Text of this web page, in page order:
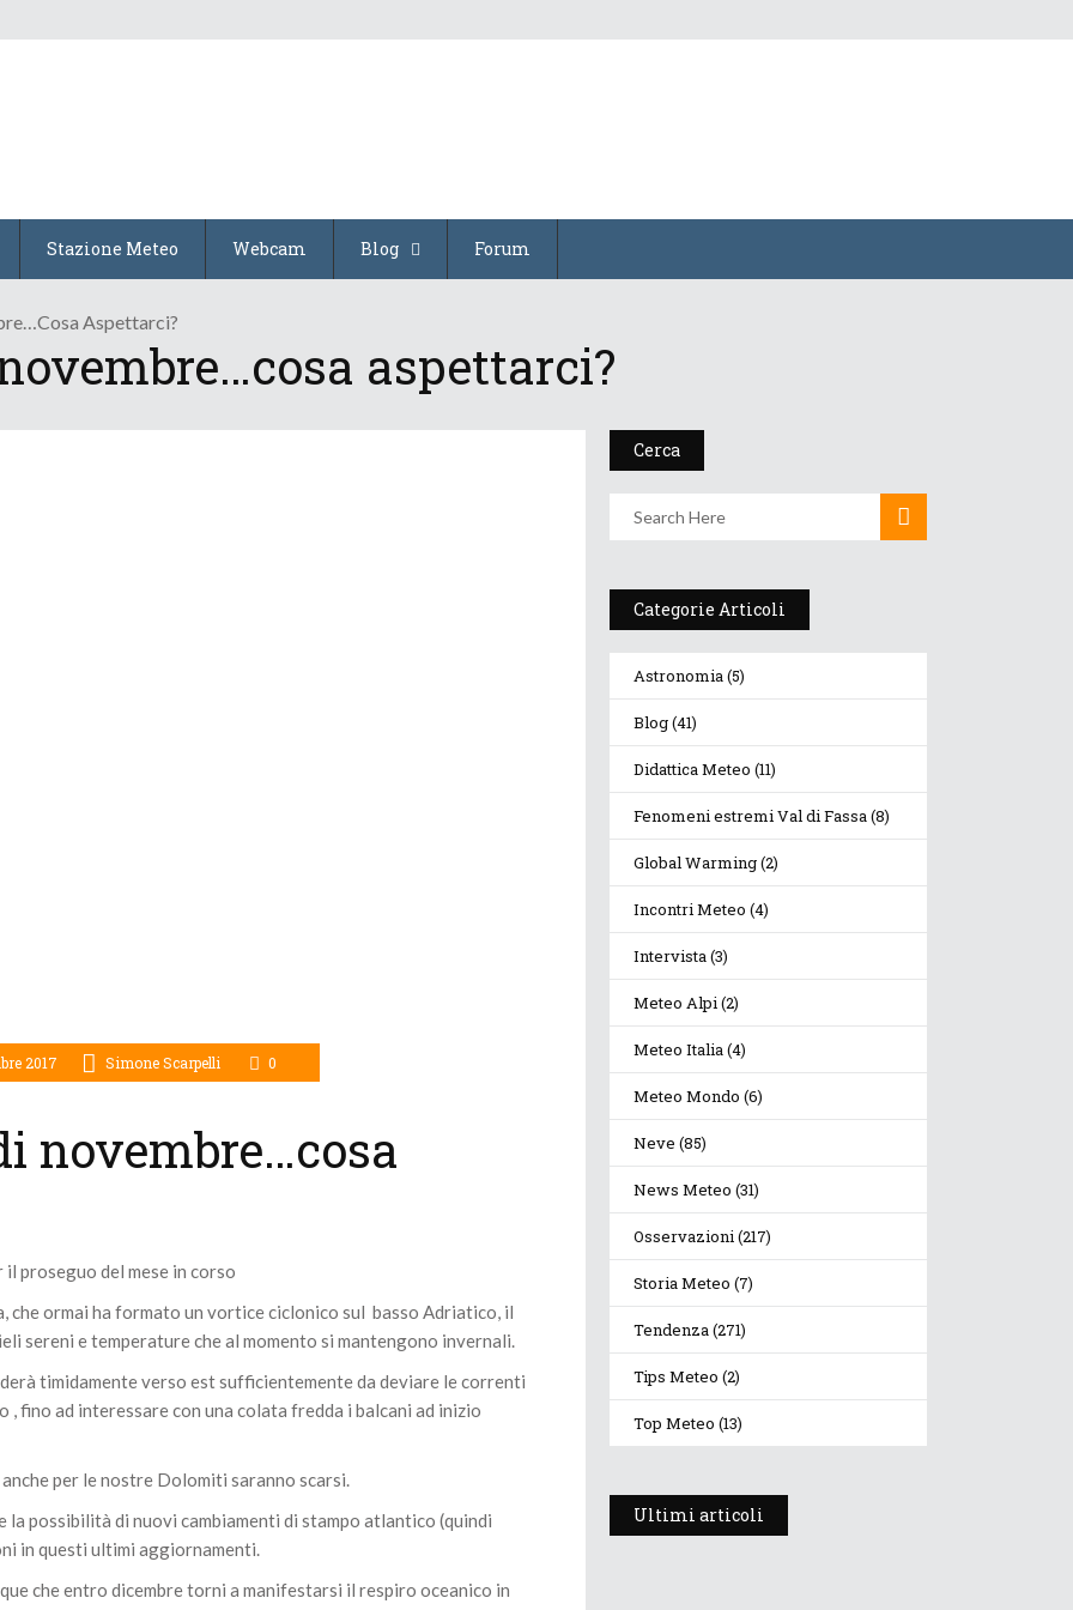
Stazione Meteo Webcam Blog Forum
Aspettarci?
aspettarci?
2017 Simone Scarpelli 0
novembre…cosa
proseguo del mese in corso
ormai ha formato un vortice ciclonico sul basso Adriatico, il
sereni e temperature che al momento si mantengono invernali.
timidamente verso est sufficientemente da deviare le correnti
, fino ad interessare con una colata fredda i balcani ad inizio
per le nostre Dolomiti saranno scarsi.
la possibilità di nuovi cambiamenti di stampo atlantico (quindi
in questi ultimi aggiornamenti.
che entro dicembre torni a manifestarsi il respiro oceanico in
Cerca
Categorie Articoli
Astronomia(5)
Blog(41)
Didattica Meteo (11)
Fenomeni estremi Val di Fassa(8)
Global Warming(2)
Incontri Meteo (4)
Intervista(3)
Meteo Alpi(2)
Meteo Italia(4)
Meteo Mondo (6)
Neve (85)
News Meteo (31)
Osservazioni(217)
Storia Meteo (7)
Tendenza(271)
Tips Meteo (2)
Top Meteo (13)
Ultimi articoli